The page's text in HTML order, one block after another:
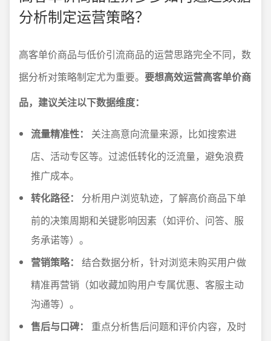
分析制定运营策略？
高客单价商品与低价引流商品的运营思路完全不同，数
据分析对策略制定尤为重要。 要想高效运营高客单价商
品，建议关注以下数据维度：
流量精准性：
关注高意向流量来源，比如搜索进
店、活动专区等。过滤低转化的泛流量，避免浪费
推广成本。
转化路径：
分析用户浏览轨迹，了解高价商品下单
前的决策周期和关键影响因素（如评价、问答、服
务承诺等）。
营销策略：
结合数据分析，针对浏览未购买用户做
精准再营销（如收藏加购用户专属优惠、客服主动
沟通等）。
售后与口碑：
重点分析售后问题和评价内容，及时